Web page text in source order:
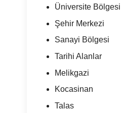
Üniversite Bölgesi
Şehir Merkezi
Sanayi Bölgesi
Tarihi Alanlar
Melikgazi
Kocasinan
Talas